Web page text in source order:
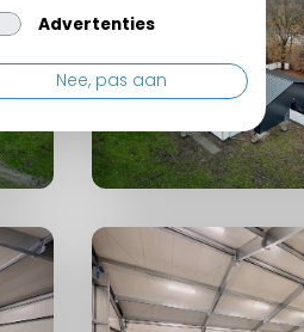
Advertenties
Nee, pas aan